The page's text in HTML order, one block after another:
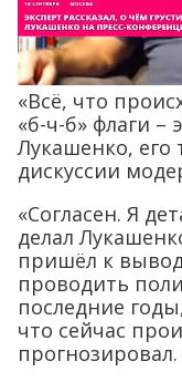
«Всё, что
«б-ч-б» флаги
Лукашенко, его
дискуссии
«Согласен. Я
делал
пришёл к
проводить
последние
что сейчас